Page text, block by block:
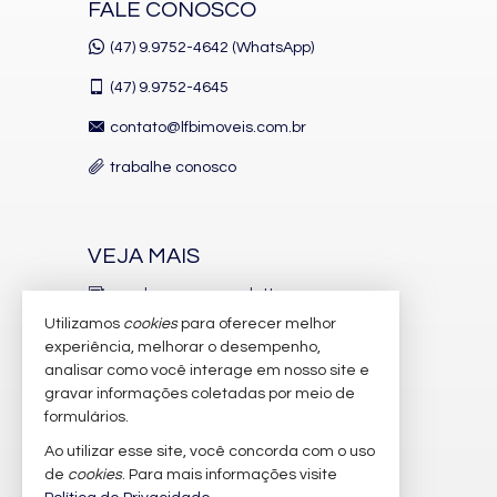
Acabamento em Gesso
Móveis Planejados
Vista Panorâmica
Área de Serviço
Sala de Jantar
Sala de Jogos
Piscina
Espaço Fitness
Portaria 24h
Medidores Individuais
Portão Eletrônico
Piscina Infantil
Gás Central
Elevador
Pìscina Térmica
FALE CONOSCO
(47) 9.9752-4642 (WhatsApp)
(47) 9.9752-4645
contato@lfbimoveis.com.br
trabalhe conosco
VEJA MAIS
receba nosso newsletter
indicadores financeiros
cadastre seu imóvel
imóveis favoritos
mapa de imóveis
Utilizamos cookiespara oferecer melhor
experiência, melhorar o desempenho,
analisar como você interage em nosso site e
gravar informações coletadas por meio de
formulários.
Ao utilizar esse site, você concorda com o uso
de cookies. Para mais informações visite